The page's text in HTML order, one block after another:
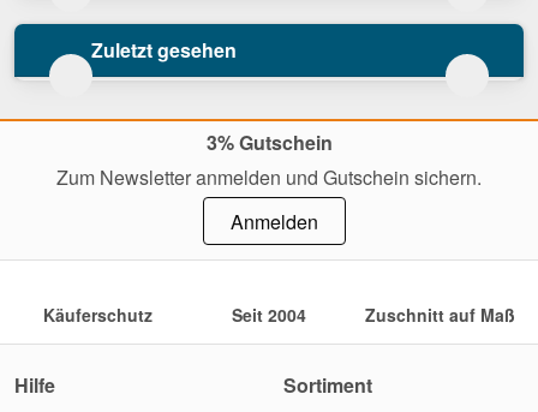
Zuletzt gesehen
3% Gutschein
Zum Newsletter anmelden und Gutschein sichern.
Anmelden
Käuferschutz Seit 2004 Zuschnitt auf Maß
Hilfe
Sortiment